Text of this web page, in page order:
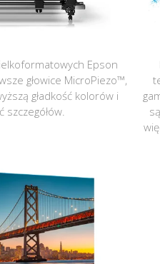
Epson
głowice MicroPiezo™,
gładkość kolorów i
szczegółów.